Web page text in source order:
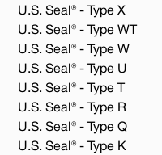
U.S. Seal® - Type X
U.S. Seal® - Type WT
U.S. Seal® - Type W
U.S. Seal® - Type U
U.S. Seal® - Type T
U.S. Seal® - Type R
U.S. Seal® - Type Q
U.S. Seal® - Type K